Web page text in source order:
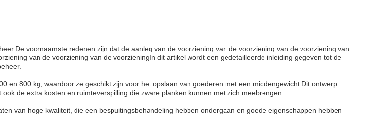
voornaamste redenen zijn dat de aanleg van de voorziening van de voorziening van de voorziening van
van de voorziening van de voorzieningIn dit artikel wordt een gedetailleerde inleiding gegeven tot de
en 800 kg, waardoor ze geschikt zijn voor het opslaan van goederen met een middengewicht.Dit ontwerp
de extra kosten en ruimteverspilling die zware planken kunnen met zich meebrengen.
van hoge kwaliteit, die een bespuitingsbehandeling hebben ondergaan en goede eigenschappen hebben